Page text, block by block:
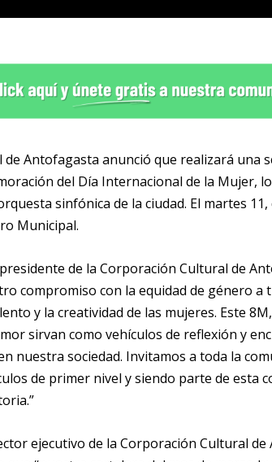
Antofagasta anunció que realizará una
del Día Internacional de la Mujer,
sinfónica de la ciudad. El martes
Municipal.
de la Corporación Cultural de
compromiso con la equidad de género
y la creatividad de las mujeres. Este
sirvan como vehículos de reflexión y
nuestra sociedad. Invitamos a toda la
de primer nivel y siendo parte de esta
ejecutivo de la Corporación Cultural